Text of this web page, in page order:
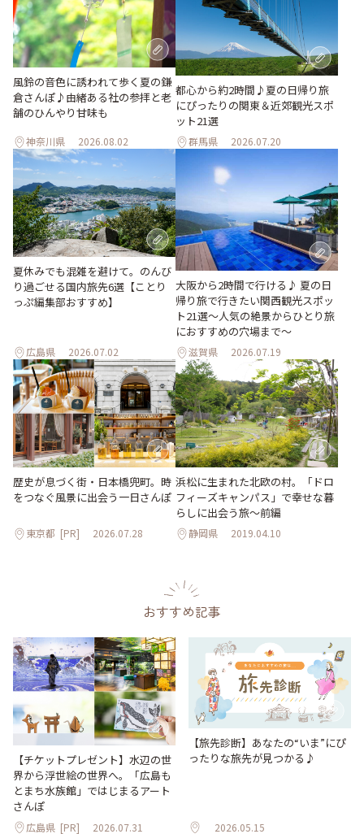
風鈴の音色に誘われて歩く夏の鎌
倉さんぽ♪由緒ある社の参拝と老
舗のひんやり甘味も
神奈川県 2026.08.02
都心から約2時間♪夏の日帰り旅
にぴったりの関東＆近郊観光スポ
ット21選
群馬県 2026.07.20
夏休みでも混雑を避けて。のんび
り過ごせる国内旅先6選【ことり
っぷ編集部おすすめ】
広島県 2026.07.02
大阪から2時間で行ける♪ 夏の日
帰り旅で行きたい関西観光スポッ
ト21選～人気の絶景からひとり旅
におすすめの穴場まで～
滋賀県 2026.07.19
歴史が息づく街・日本橋兜町。時
をつなぐ風景に出会う一日さんぽ
東京都 [PR] 2026.07.28
浜松に生まれた北欧の村。「ドロ
フィーズキャンパス」で幸せな暮
らしに出会う旅～前編
静岡県 2019.04.10
おすすめ記事
【チケットプレゼント】水辺の世
界から浮世絵の世界へ。「広島も
とまち水族館」ではじまるアート
さんぽ
広島県 [PR] 2026.07.31
【旅先診断】あなたの“いま”にぴ
ったりな旅先が見つかる♪
2026.05.15